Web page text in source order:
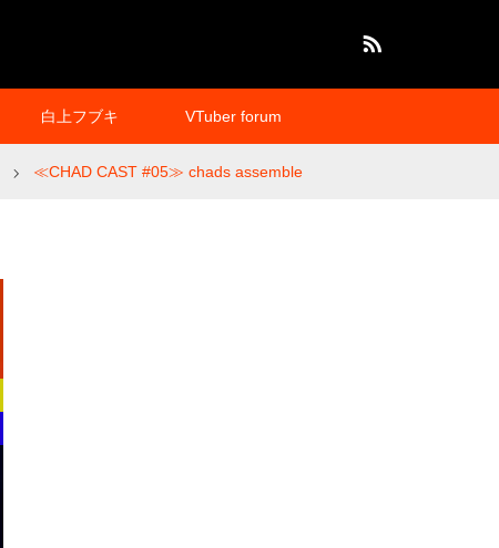
白上フブキ VTuber forum
≪CHAD CAST #05≫ chads assemble